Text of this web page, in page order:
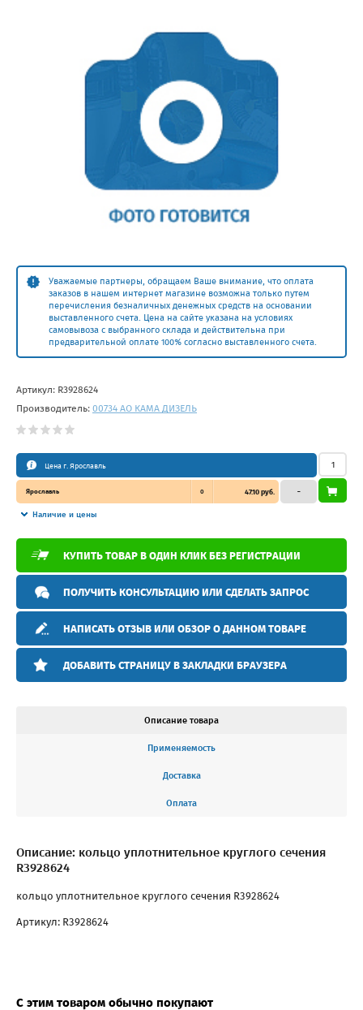
Уважаемые партнеры, обращаем Ваше внимание, что оплата
заказов в нашем интернет магазине возможна только путем
перечисления безналичных денежных средств на основании
выставленного счета. Цена на сайте указана на условиях
самовывоза с выбранного склада и действительна при
предварительной оплате 100% согласно выставленного счета.
Артикул: R3928624
Производитель: 00734 АО КАМА ДИЗЕЛЬ
Цена г. Ярославль
Ярославль 0 47.10 руб.
Наличие и цены
–
КУПИТЬ ТОВАР В ОДИН КЛИК БЕЗ РЕГИСТРАЦИИ
ПОЛУЧИТЬ КОНСУЛЬТАЦИЮ ИЛИ СДЕЛАТЬ ЗАПРОС
НАПИСАТЬ ОТЗЫВ ИЛИ ОБЗОР О ДАННОМ ТОВАРЕ
ДОБАВИТЬ СТРАНИЦУ В ЗАКЛАДКИ БРАУЗЕРА
Описание товара
Применяемость
Доставка
Оплата
Описание: кольцо уплотнительное круглого сечения
R3928624
кольцо уплотнительное круглого сечения R3928624
Артикул: R3928624
С этим товаром обычно покупают